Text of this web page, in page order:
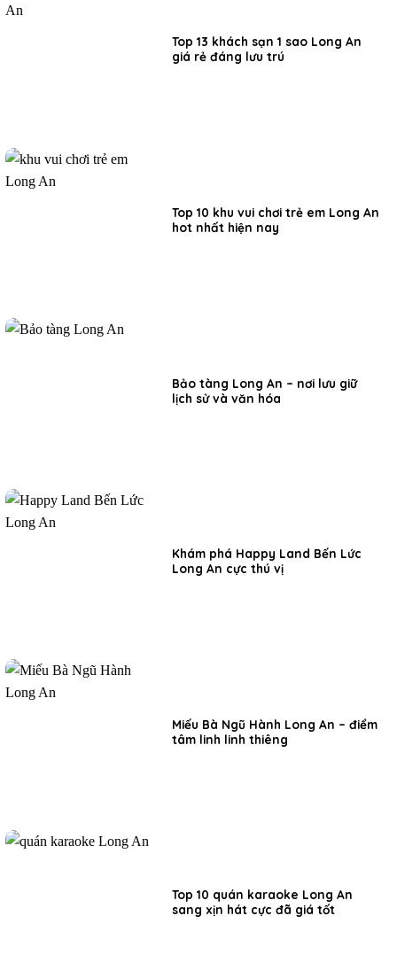
Top 13 khách sạn 1 sao Long An
giá rẻ đáng lưu trú
Top 10 khu vui chơi trẻ em Long An
hot nhất hiện nay
Bảo tàng Long An – nơi lưu giữ
lịch sử và văn hóa
Khám phá Happy Land Bến Lức
Long An cực thú vị
Miếu Bà Ngũ Hành Long An – điểm
tâm linh linh thiêng
Top 10 quán karaoke Long An
sang xịn hát cực đã giá tốt